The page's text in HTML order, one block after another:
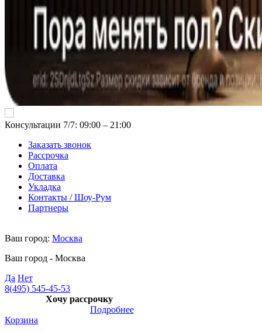
Консультации 7/7: 09:00 ‒ 21:00
Заказать звонок
Рассрочка
Оплата
Доставка
Укладка
Контакты / Шоу-Рум
Партнеры
Ваш город: Москва
Ваш город - Москва
Да Нет
8(495) 545-45-53
Хочу рассрочку
Подробнее
Корзина